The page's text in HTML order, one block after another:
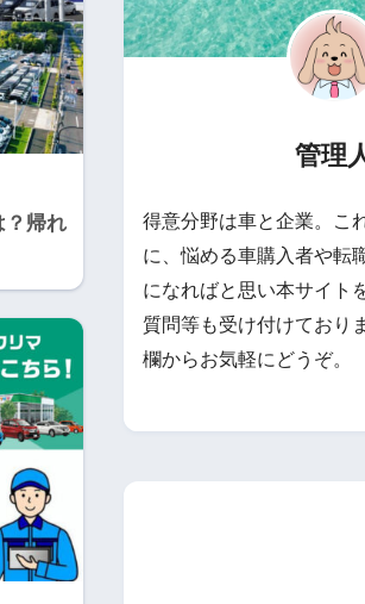
？帰れ
管理
得意分野は車と企業。こ
に、悩める車購入者や転
になればと思い本サイト
質問等も受け付けており
欄からお気軽にどうぞ。